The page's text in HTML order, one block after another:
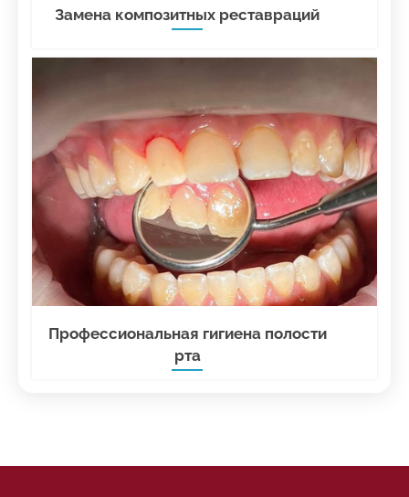
Замена композитных реставраций
Профессиональная гигиена полости
рта